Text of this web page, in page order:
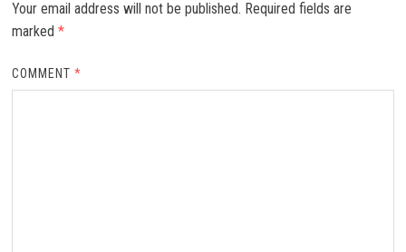
Your email address will not be published. Required fields are
marked *
COMMENT*